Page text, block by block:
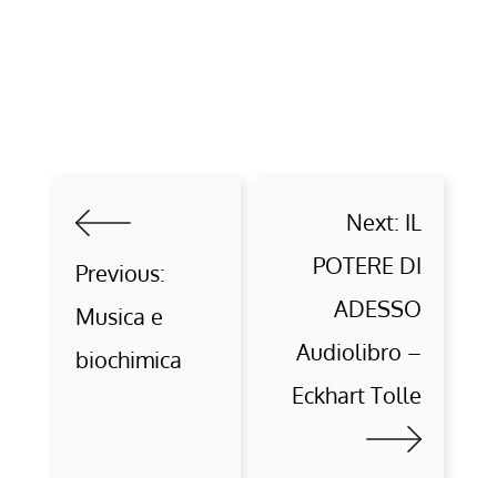
Previous:
Musica e
biochimica
Next: IL
POTERE DI
ADESSO
Audiolibro –
Eckhart Tolle